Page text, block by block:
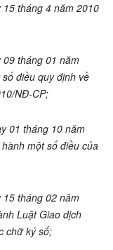
tháng 4 năm 2010
tháng 01 năm
điều quy định về
NĐ-CP;
01 tháng 10 năm
một số điều của
tháng 02 năm
Luật Giao dịch
chữ ký số;